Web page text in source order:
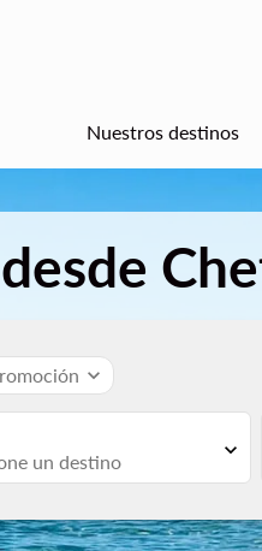
Nuestros destinos
expand_more
expand_more